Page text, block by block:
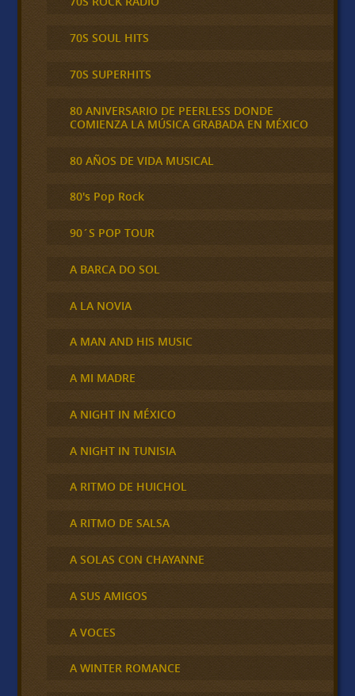
70S SOUL HITS
70S SUPERHITS
80 ANIVERSARIO DE PEERLESS DONDE
COMIENZA LA MÚSICA GRABADA EN MÉXICO
80 AÑOS DE VIDA MUSICAL
80's Pop Rock
90´S POP TOUR
A BARCA DO SOL
A LA NOVIA
A MAN AND HIS MUSIC
A MI MADRE
A NIGHT IN MÉXICO
A NIGHT IN TUNISIA
A RITMO DE HUICHOL
A RITMO DE SALSA
A SOLAS CON CHAYANNE
A SUS AMIGOS
A VOCES
A WINTER ROMANCE